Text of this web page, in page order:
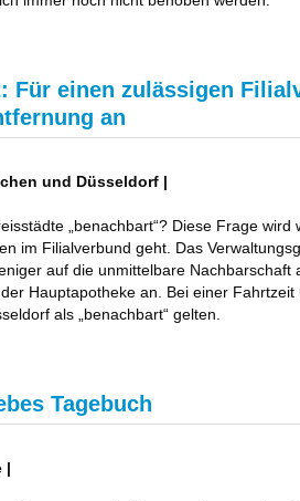
Für einen zulässigen
an
und Düsseldorf |
„benachbart“? Diese Frage wird
im Filialverbund geht. Das
auf die unmittelbare Nachbarschaft
Hauptapotheke an. Bei einer
als „benachbart“ gelten.
Tagebuch
|